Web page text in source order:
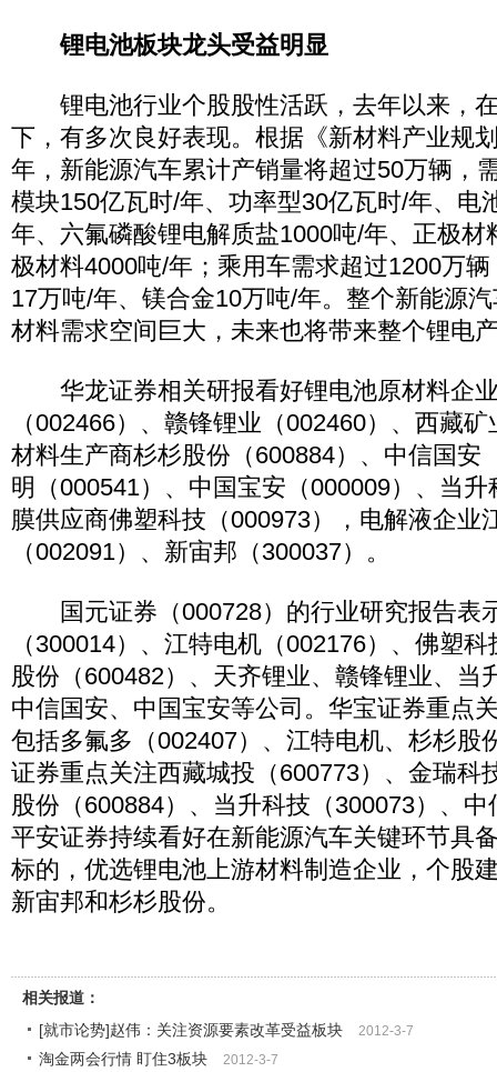
锂电池板块龙头受益明显
锂电池行业个股股性活跃，去年以来，
下，有多次良好表现。根据《新材料产业规
年，新能源汽车累计产销量将超过50万辆，
模块150亿瓦时/年、功率型30亿瓦时/年、电
年、六氟磷酸锂电解质盐1000吨/年、正极材
极材料4000吨/年；乘用车需求超过1200万
17万吨/年、镁合金10万吨/年。整个新能源
材料需求空间巨大，未来也将带来整个锂电
华龙证券相关研报看好锂电池原材料企
（002466）、赣锋锂业（002460）、西藏
材料生产商杉杉股份（600884）、中信国安
明（000541）、中国宝安（000009）、当
膜供应商佛塑科技（000973），电解液企业
（002091）、新宙邦（300037）。
国元证券（000728）的行业研究报告表
（300014）、江特电机（002176）、佛塑
股份（600482）、天齐锂业、赣锋锂业、当
中信国安、中国宝安等公司。华宝证券重点
包括多氟多（002407）、江特电机、杉杉股
证券重点关注西藏城投（600773）、金瑞科
股份（600884）、当升科技（300073）、
平安证券持续看好在新能源汽车关键环节具
标的，优选锂电池上游材料制造企业，个股
新宙邦和杉杉股份。
相关报道：
[就市论势]赵伟：关注资源要素改革受益板块
2012-3-7
淘金两会行情 盯住3板块 2012-3-7